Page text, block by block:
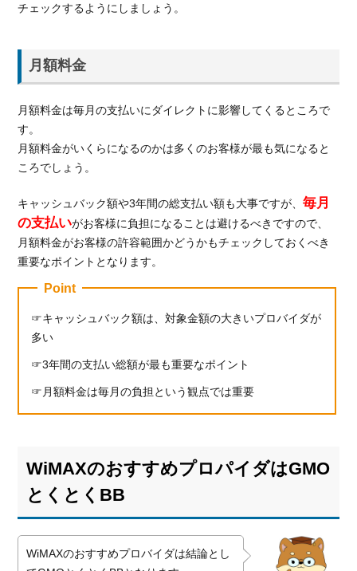
チェックするようにしましょう。
月額料金
月額料金は毎月の支払いにダイレクトに影響してくるところで
す。
月額料金がいくらになるのかは多くのお客様が最も気になると
ころでしょう。
キャッシュバック額や3年間の総支払い額も大事ですが、毎月
の支払いがお客様に負担になることは避けるべきですので、
月額料金がお客様の許容範囲かどうかもチェックしておくべき
重要なポイントとなります。
Point
キャッシュバック額は、対象金額の大きいプロバイダが
多い
3年間の支払い総額が最も重要なポイント
月額料金は毎月の負担という観点では重要
WiMAXのおすすめプロパイダはGMO
とくとくBB
WiMAXのおすすめプロバイダは結論とし